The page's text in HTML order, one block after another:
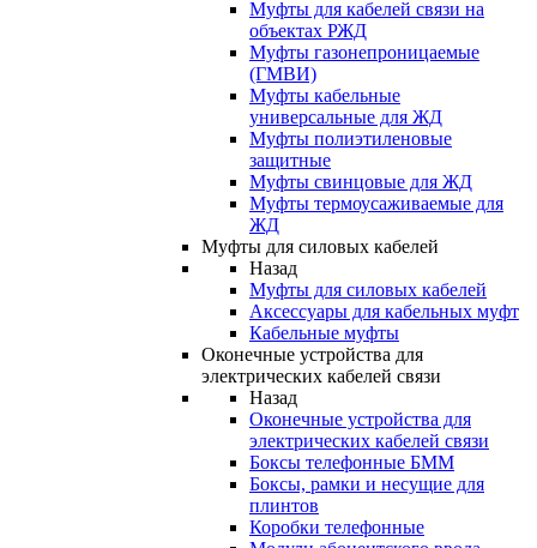
Муфты для кабелей связи на
объектах РЖД
Муфты газонепроницаемые
(ГМВИ)
Муфты кабельные
универсальные для ЖД
Муфты полиэтиленовые
защитные
Муфты свинцовые для ЖД
Муфты термоусаживаемые для
ЖД
Муфты для силовых кабелей
Назад
Муфты для силовых кабелей
Аксессуары для кабельных муфт
Кабельные муфты
Оконечные устройства для
электрических кабелей связи
Назад
Оконечные устройства для
электрических кабелей связи
Боксы телефонные БММ
Боксы, рамки и несущие для
плинтов
Коробки телефонные